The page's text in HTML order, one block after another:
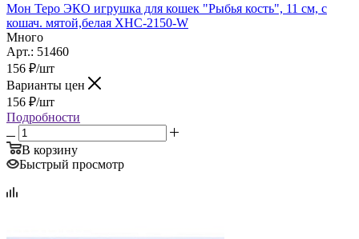
Мон Теро ЭКО игрушка для кошек "Рыбья кость", 11 см, с
кошач. мятой,белая XHC-2150-W
Много
Арт.: 51460
156 ₽/шт
Варианты цен
156 ₽/шт
Подробности
В корзину
Быстрый просмотр